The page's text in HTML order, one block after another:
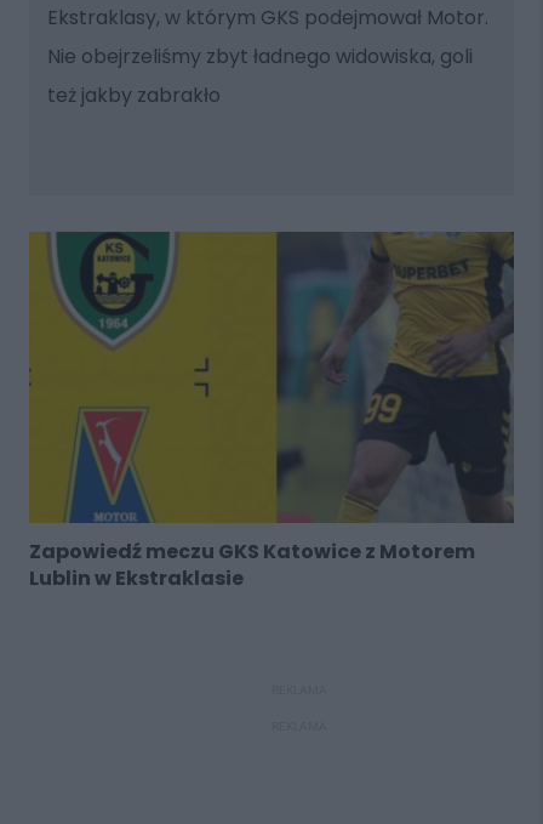
Ekstraklasy, w którym GKS podejmował Motor.
Nie obejrzeliśmy zbyt ładnego widowiska, goli
też jakby zabrakło
Zapowiedź meczu GKS Katowice z Motorem
Lublin w Ekstraklasie